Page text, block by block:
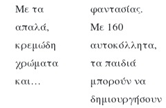
Με τα
απαλά,
κρεμώδη
χρώματα
και…
φαντασίας.
Με 160
αυτοκόλλητα,
τα παιδιά
μπορούν να
δημιουργήσουν